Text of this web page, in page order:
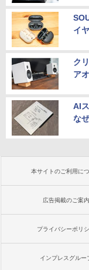
イ
ク
ア
AI
な
本サイトのご利用に
広告掲載のご案内
プライバシーポリ
インプレスグルー